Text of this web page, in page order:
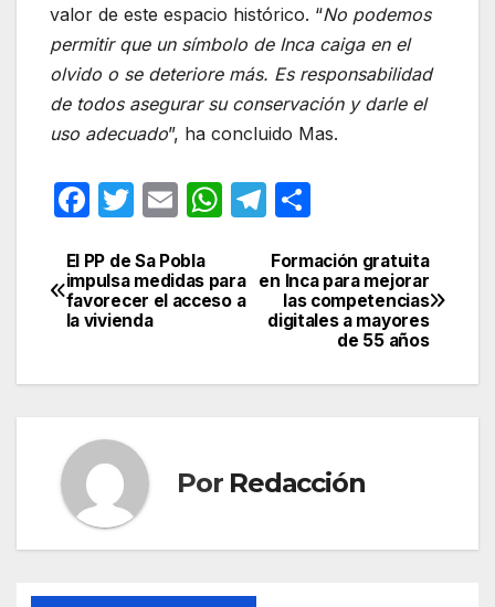
valor de este espacio histórico. “No podemos
permitir que un símbolo de Inca caiga en el
olvido o se deteriore más. Es responsabilidad
de todos asegurar su conservación y darle el
uso adecuado”, ha concluido Mas.
F
c
e
b
o
k
T
itt
er
E
ail
W
at
s
p
T
e
gr
a
m
m
p
ar
tir
Navegación
de
Formación gratuita
en Inca para mejorar
las competencias
digitales a mayores
de 55 años
El PP de Sa Pobla
impulsa medidas para
favorecer el acceso a
la vivienda
Por Redacción